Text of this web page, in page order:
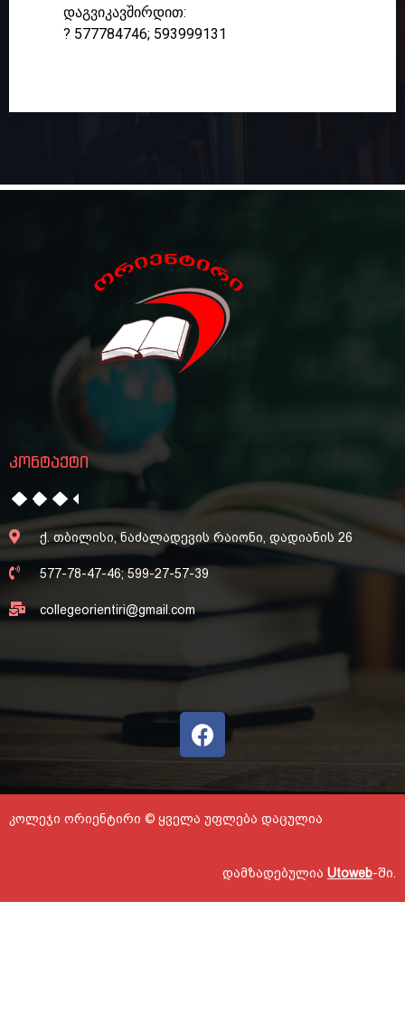
დაგვიკავშირდით:
? 577784746; 593999131
კონტაქტი
ქ. თბილისი, ნაძალადევის რაიონი, დადიანის 26
577-78-47-46; 599-27-57-39
collegeorientiri@gmail.com
კოლეჯი ორიენტირი © ყველა უფლება დაცულია
დამზადებულია Utoweb-ში.